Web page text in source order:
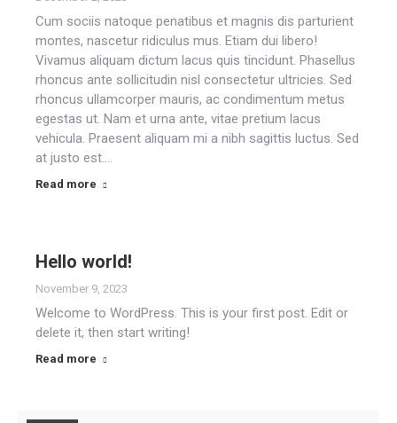
Cum sociis natoque penatibus et magnis dis parturient
montes, nascetur ridiculus mus. Etiam dui libero!
Vivamus aliquam dictum lacus quis tincidunt. Phasellus
rhoncus ante sollicitudin nisl consectetur ultricies. Sed
rhoncus ullamcorper mauris, ac condimentum metus
egestas ut. Nam et urna ante, vitae pretium lacus
vehicula. Praesent aliquam mi a nibh sagittis luctus. Sed
at justo est.…
Read more
Hello world!
November 9, 2023
Welcome to WordPress. This is your first post. Edit or
delete it, then start writing!
Read more